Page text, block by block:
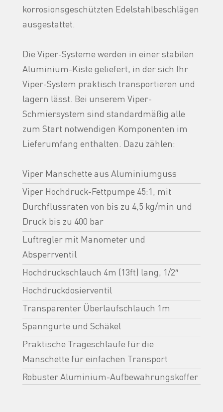
korrosionsgeschützten Edelstahlbeschlägen
ausgestattet.
Die Viper-Systeme werden in einer stabilen
Aluminium-Kiste geliefert, in der sich Ihr
Viper-System praktisch transportieren und
lagern lässt. Bei unserem Viper-
Schmiersystem sind standardmäßig alle
zum Start notwendigen Komponenten im
Lieferumfang enthalten. Dazu zählen:
Viper Manschette aus Aluminiumguss
Viper Hochdruck-Fettpumpe 45:1, mit
Durchflussraten von bis zu 4,5 kg/min und
Druck bis zu 400 bar
Luftregler mit Manometer und
Absperrventil
Hochdruckschlauch 4m (13ft) lang, 1/2″
Hochdruckdosierventil
Transparenter Überlaufschlauch 1m
Spanngurte und Schäkel
Praktische Trageschlaufe für die
Manschette für einfachen Transport
Robuster Aluminium-Aufbewahrungskoffer